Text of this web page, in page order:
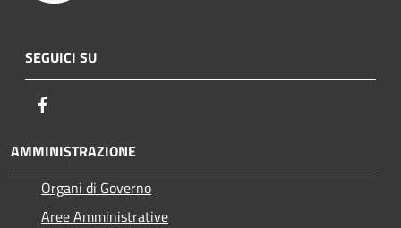
SEGUICI SU
AMMINISTRAZIONE
Organi di Governo
Aree Amministrative